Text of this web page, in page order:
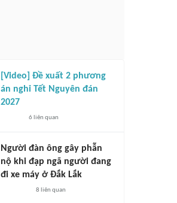
[Video] Đề xuất 2 phương
án nghỉ Tết Nguyên đán
2027
6 liên quan
Người đàn ông gây phẫn
nộ khi đạp ngã người đang
đi xe máy ở Đắk Lắk
8 liên quan